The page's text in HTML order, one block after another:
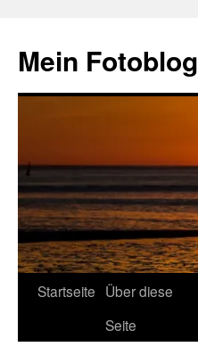
springen
Mein Fotoblog
Startseite Über diese
Seite